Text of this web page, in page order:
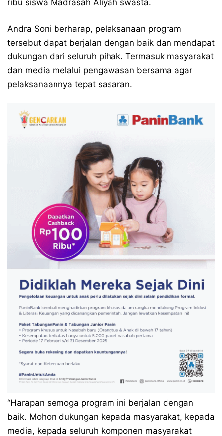
ribu siswa Madrasah Aliyah swasta.
Andra Soni berharap, pelaksanaan program
tersebut dapat berjalan dengan baik dan mendapat
dukungan dari seluruh pihak. Termasuk masyarakat
dan media melalui pengawasan bersama agar
pelaksanaannya tepat sasaran.
“Harapan semoga program ini berjalan dengan
baik. Mohon dukungan kepada masyarakat, kepada
media, kepada seluruh komponen masyarakat